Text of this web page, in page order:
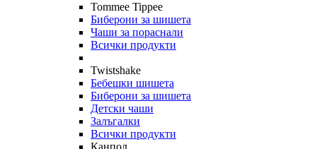
Tommee Tippee
Биберони за шишета
Чаши за пораснали
Всички продукти
Twistshake
Бебешки шишета
Биберони за шишета
Детски чаши
Залъгалки
Всички продукти
Канпол